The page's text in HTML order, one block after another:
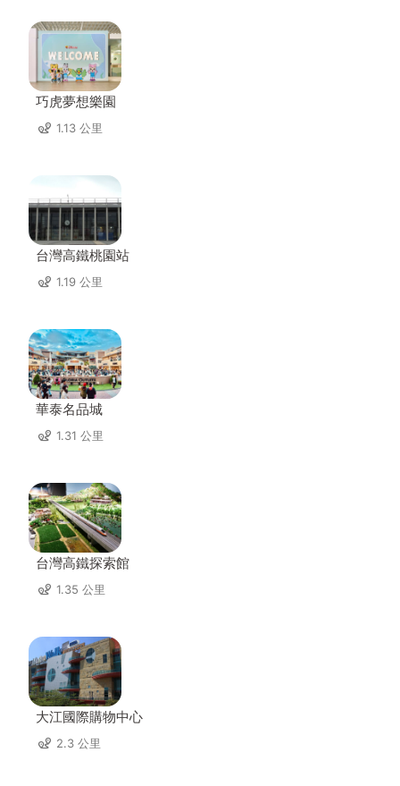
巧虎夢想樂園
1.13 公里
台灣高鐵桃園站
1.19 公里
華泰名品城
1.31 公里
台灣高鐵探索館
1.35 公里
大江國際購物中心
2.3 公里